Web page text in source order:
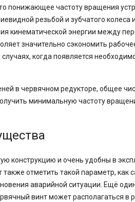
понижающее частоту вращения
резьбой и зубчатого
кинематической энергии между
значительно сэкономить
случаях, когда появляется
в червячном редукторе, общее
минимальную частоту
конструкцию и очень удобны в
отметить такой параметр,
аварийной ситуации. Ещё
винт может располагаться в